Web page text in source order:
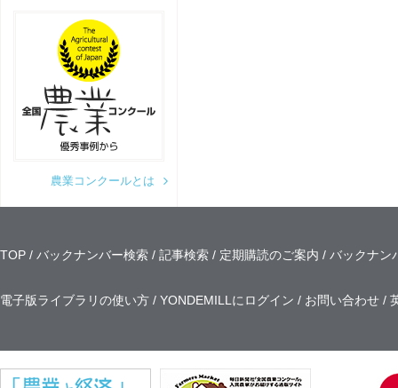
農業コンクールとは
TOP バックナンバー検索 記事検索 定期購読のご案内 バックナン
電子版ライブラリの使い方 YONDEMILLにログイン お問い合わせ